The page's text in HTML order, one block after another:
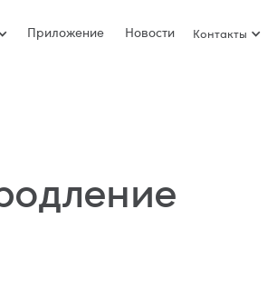
Приложение Новости Контакты